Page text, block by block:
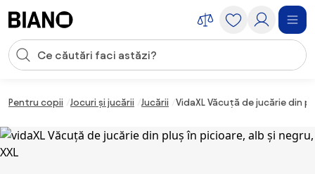
Introducerea căutării
Pentru copii Jocuri și jucării Jucării VidaXL Văcuță de jucărie din